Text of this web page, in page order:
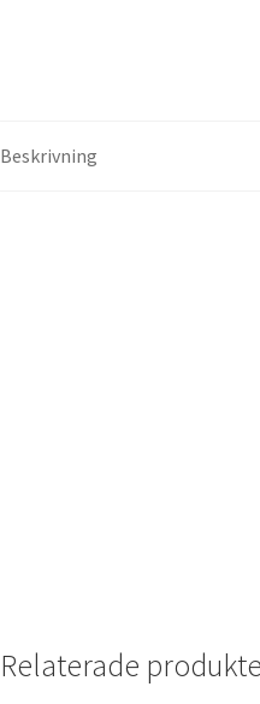
Beskrivning
Relaterade